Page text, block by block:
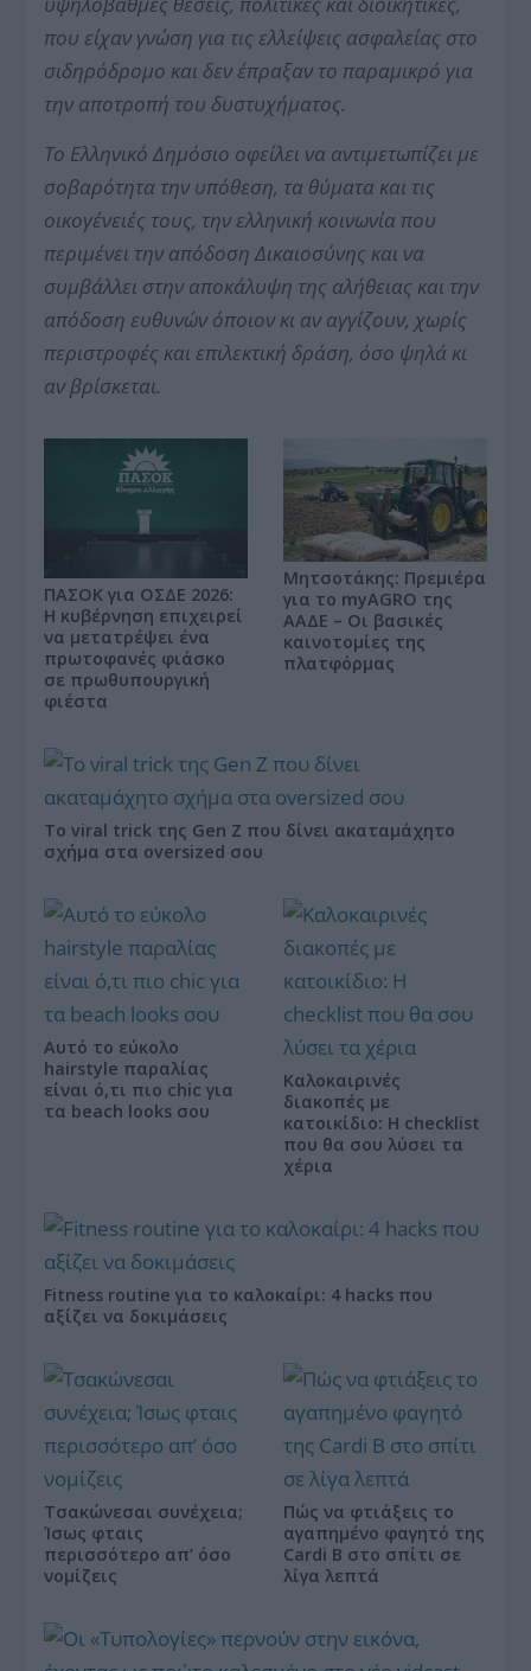
που είχαν γνώση για τις ελλείψεις ασφαλείας στο
σιδηρόδρομο και δεν έπραξαν το παραμικρό για
την αποτροπή του δυστυχήματος.
Το Ελληνικό Δημόσιο οφείλει να αντιμετωπίζει με
σοβαρότητα την υπόθεση, τα θύματα και τις
οικογένειές τους, την ελληνική κοινωνία που
περιμένει την απόδοση Δικαιοσύνης και να
συμβάλλει στην αποκάλυψη της αλήθειας και την
απόδοση ευθυνών όποιον κι αν αγγίζουν, χωρίς
περιστροφές και επιλεκτική δράση, όσο ψηλά κι
αν βρίσκεται.
ΠΑΣΟΚ για ΟΣΔΕ 2026:
Η κυβέρνηση επιχειρεί
να μετατρέψει ένα
πρωτοφανές φιάσκο
σε πρωθυπουργική
φιέστα
Μητσοτάκης: Πρεμιέρα
για το myAGRO της
ΑΑΔΕ – Οι βασικές
καινοτομίες της
πλατφόρμας
Το viral trick της Gen Z που δίνει ακαταμάχητο
σχήμα στα oversized σου
Αυτό το εύκολο
hairstyle παραλίας
είναι ό,τι πιο chic για
τα beach looks σου
Καλοκαιρινές
διακοπές με
κατοικίδιο: Η checklist
που θα σου λύσει τα
χέρια
Fitness routine για το καλοκαίρι: 4 hacks που
αξίζει να δοκιμάσεις
Τσακώνεσαι συνέχεια;
Ίσως φταις
περισσότερο απ’ όσο
νομίζεις
Πώς να φτιάξεις το
αγαπημένο φαγητό της
Cardi B στο σπίτι σε
λίγα λεπτά